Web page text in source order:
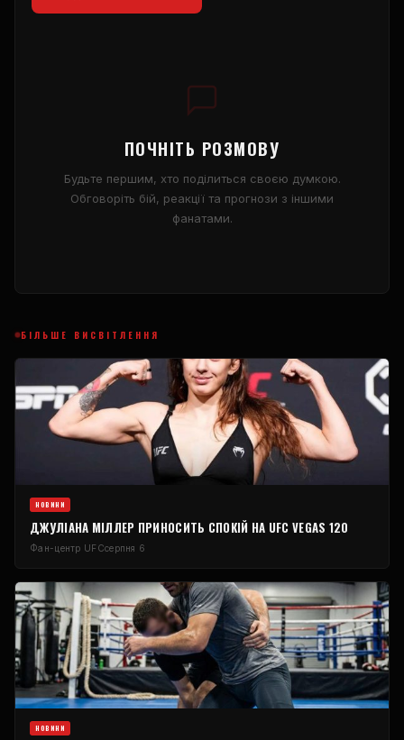
ПОЧНІТЬ РОЗМОВУ
Будьте першим, хто поділиться своєю думкою.
Обговоріть бій, реакції та прогнози з іншими
фанатами.
БІЛЬШЕ ВИСВІТЛЕННЯ
НОВИНИ
ДЖУЛІАНА МІЛЛЕР ПРИНОСИТЬ СПОКІЙ НА UFC VEGAS 120
Фан-центр UFCсерпня 6
НОВИНИ